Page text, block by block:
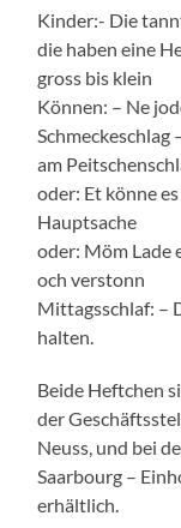
Kinder:- Die
die haben eine
gross bis klein
Können: – Ne
am
oder: Et könne
Hauptsache
oder: Möm Lade
och verstonn
Mittagsschlaf: –
halten.
Beide Heftchen
der
Neuss, und bei
Saarbourg –
erhältlich.